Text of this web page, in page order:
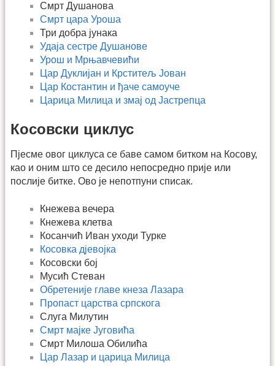
Смрт Душанова
Смрт цара Уроша
Три добра јунака
Удаја сестре Душанове
Урош и Мрњавчевићи
Цар Дуклијан и Крститељ Јован
Цар Костантин и ђаче самоуче
Царица Милица и змај од Јастрепца
Косовски циклус
Пјесме овог циклуса се баве самом битком на Косову,
као и оним што се десило непосредно прије или
послије битке. Ово је непотпуни списак.
Кнежева вечера
Кнежева клетва
Косанчић Иван уходи Турке
Косовка дјевојка
Косовски бој
Мусић Стеван
Обретеније главе кнеза Лазара
Пропаст царства српскога
Слуга Милутин
Смрт мајке Југовића
Смрт Милоша Обилића
Цар Лазар и царица Милица